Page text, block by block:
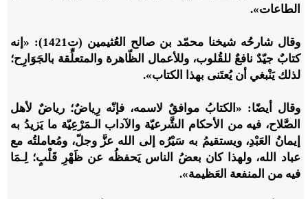
الطاعات».
وقال شارحُه شيخنا محمّد بن صالح العُثيمين (ت1421): «إنه
كتابٌ جيّدٌ نافعٌ للقُلوب، وللأعمال الظّاهرة والمتعلِّقة بالجَوَارِح؛
لذلك يَنْبغي أن يُعتَنى بهذا الكتاب».
وقال أيضًا: «الكتابُ موافقٌ لاسمه، فإنّه رِياضٌ؛ رياضٌ لأهل
الصَّلاح، فيه من الأحكام الشَّرعيّة والآداب الـمَرْعِيّة ما يَزيدُ به
إيمانُ العَبْدِ، ويستقيمُ به سَيْرُه إلى الله عزَّ وجلّ، ومُعاملتُه مع
عباد الله، ولهذا كان بعضُ الناس يَحفظُه عن ظَهْرِ قَلْبٍ؛ لِـمَا
فيه من المنفعة العَظيمة».